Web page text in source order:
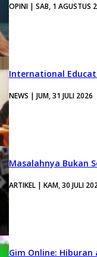
OPINI | SAB, 1 AGUSTUS
International
NEWS | JUM, 31 JULI 2026
Masalahnya Bukan
ARTIKEL | KAM, 30 JULI
Gim Online: